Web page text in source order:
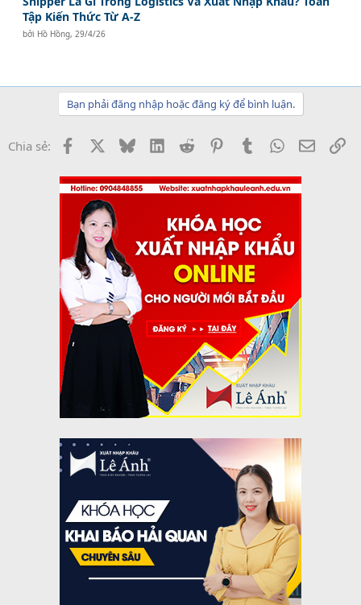
Tập Kiến Thức Từ A-Z
bởi Hồ Hồng,29/4/26
Bạn phải đăng nhập hoặc đăng ký để bình luận.
Chia sẻ: Facebook BlueskyLinkedInReddit PinterestTumblrWhatsApp
Email